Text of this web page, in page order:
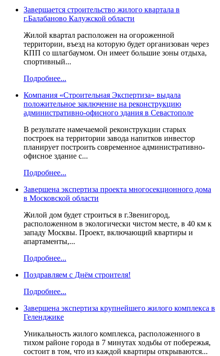
Завершается строительство жилого квартала в
г.Балабаново Калужской области
Жилой квартал расположен на огороженной
территории, въезд на которую будет организован через
КПП со шлагбаумом. Он имеет большие зоны отдыха,
спортивный...
Подробнее...
Компания «Строительная Экспертиза» выдала
положительное заключение на реконструкцию
административно-офисного здания в Севастополе
В результате намечаемой реконструкции старых
построек на территории завода напитков инвестор
планирует построить современное административно-
офисное здание с...
Подробнее...
Завершена экспертиза проекта многосекционного дома
в Московской области
Жилой дом будет строиться в г.Звенигород,
расположенном в экологически чистом месте, в 40 км к
западу Москвы. Проект, включающий квартиры и
апартаменты,...
Подробнее...
Поздравляем с Днём строителя!
Подробнее...
Завершена экспертиза крупнейшего жилого комплекса в
Геленджике
Уникальность жилого комплекса, расположенного в
тихом районе города в 7 минутах ходьбы от побережья,
состоит в том, что из каждой квартиры открываются...